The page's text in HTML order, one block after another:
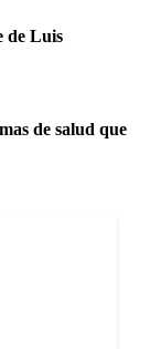
de Luis
de salud que